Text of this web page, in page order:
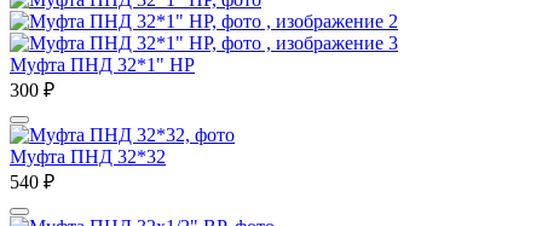
Муфта ПНД 32*1" НР
300 ₽
Муфта ПНД 32*32
540 ₽